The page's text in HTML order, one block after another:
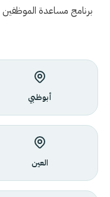
برنامج مساعدة الموظفين
أبوظبي
العين